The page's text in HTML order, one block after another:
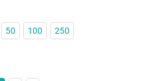
50 100 250